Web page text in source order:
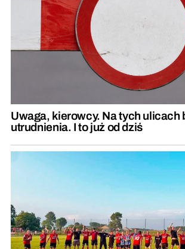
Uwaga, kierowcy. Na tych ulicach
utrudnienia. I to już od dziś